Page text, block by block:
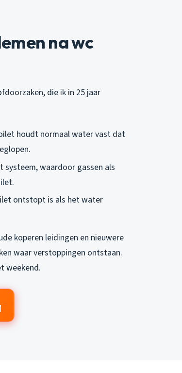
na wc
die ik in 25 jaar
houdt normaal water vast dat
systeem, waardoor gassen als
ontstopt is als het water
koperen leidingen en nieuwere
waar verstoppingen ontstaan.
weekend.